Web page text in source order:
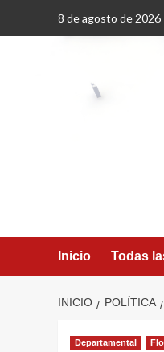
8 de agosto de 2026
Inicio Todas
INICIO POLÍTICA
Departamental